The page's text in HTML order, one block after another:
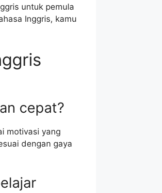
untuk pemula
Inggris, kamu
cepat?
motivasi yang
dengan gaya